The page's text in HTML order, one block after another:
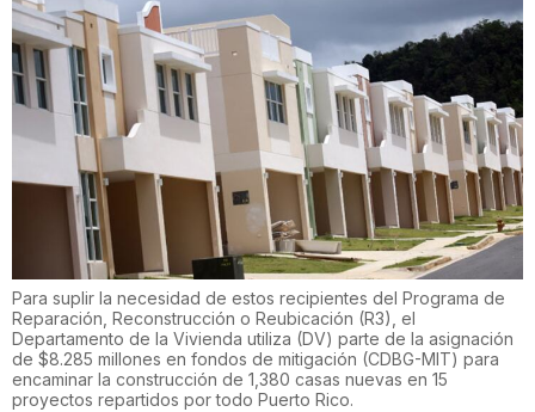
Para suplir la necesidad de estos recipientes del Programa de
Reparación, Reconstrucción o Reubicación (R3), el
Departamento de la Vivienda utiliza (DV) parte de la asignación
de $8.285 millones en fondos de mitigación (CDBG-MIT) para
encaminar la construcción de 1,380 casas nuevas en 15
proyectos repartidos por todo Puerto Rico.